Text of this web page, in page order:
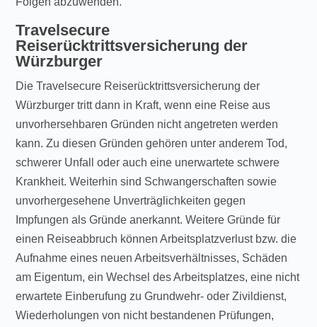
Travelsecure
Reiserücktrittsversicherung der
Würzburger
Die Travelsecure Reiserücktrittsversicherung der
Würzburger tritt dann in Kraft, wenn eine Reise aus
unvorhersehbaren Gründen nicht angetreten werden
kann. Zu diesen Gründen gehören unter anderem Tod,
schwerer Unfall oder auch eine unerwartete schwere
Krankheit. Weiterhin sind Schwangerschaften sowie
unvorhergesehene Unverträglichkeiten gegen
Impfungen als Gründe anerkannt. Weitere Gründe für
einen Reiseabbruch können Arbeitsplatzverlust bzw. die
Aufnahme eines neuen Arbeitsverhältnisses, Schäden
am Eigentum, ein Wechsel des Arbeitsplatzes, eine nicht
erwartete Einberufung zu Grundwehr- oder Zivildienst,
Wiederholungen von nicht bestandenen Prüfungen,